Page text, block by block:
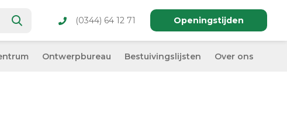
(0344) 64 12 71 Openingstijden
Ontwerpbureau Bestuivingslijsten Over ons